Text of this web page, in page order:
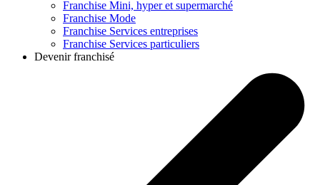
Franchise Mini, hyper et supermarché
Franchise Mode
Franchise Services entreprises
Franchise Services particuliers
Devenir franchisé